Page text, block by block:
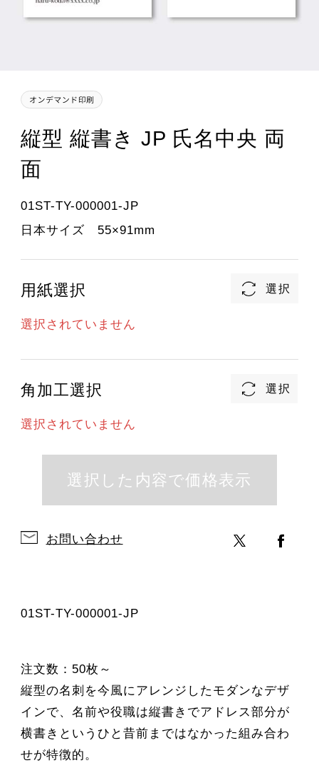
縦型 縦書き JP 氏名中央 両
面
01ST-TY-000001-JP
日本サイズ 55×91mm
用紙選択
選択されていません
角加工選択
選択されていません
お問い合わせ
01ST-TY-000001-JP
注文数：50枚～
縦型の名刺を今風にアレンジしたモダンなデザ
インで、名前や役職は縦書きでアドレス部分が
横書きというひと昔前まではなかった組み合わ
せが特徴的。